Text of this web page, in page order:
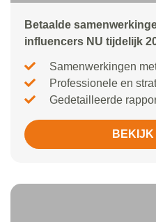
Betaalde
influencers NU tijdelijk
Samenwerkingen
Professionele en
Gedetailleerde